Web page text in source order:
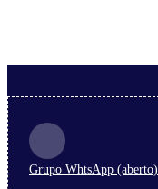
Grupo WhtsApp (aberto)